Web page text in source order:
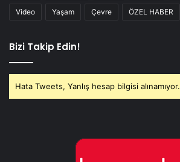
Video Yaşam Çevre ÖZEL HABER
Bizi Takip Edin!
Hata Tweets, Yanlış hesap bilgisi alınamıyor.